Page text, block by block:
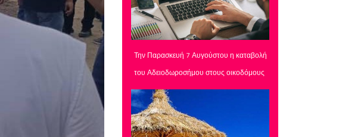
Την Παρασκευή 7 Αυγούστου η καταβολή
του Αδειοδωροσήμου στους οικοδόμους